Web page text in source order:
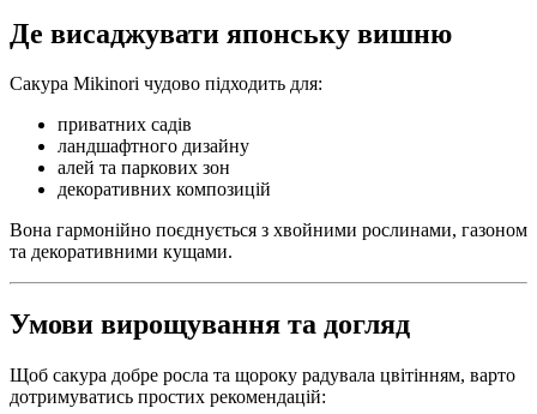
Де висаджувати японську вишню
Сакура Mikinori чудово підходить для:
приватних садів
ландшафтного дизайну
алей та паркових зон
декоративних композицій
Вона гармонійно поєднується з хвойними рослинами, газоном
та декоративними кущами.
Умови вирощування та догляд
Щоб сакура добре росла та щороку радувала цвітінням, варто
дотримуватись простих рекомендацій: